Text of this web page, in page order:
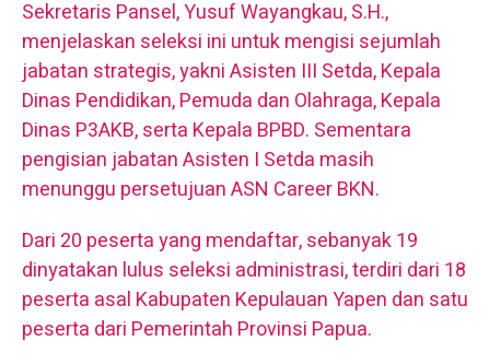
Sekretaris Pansel, Yusuf Wayangkau, S.H.,
menjelaskan seleksi ini untuk mengisi sejumlah
jabatan strategis, yakni Asisten III Setda, Kepala
Dinas Pendidikan, Pemuda dan Olahraga, Kepala
Dinas P3AKB, serta Kepala BPBD. Sementara
pengisian jabatan Asisten I Setda masih
menunggu persetujuan ASN Career BKN.
Dari 20 peserta yang mendaftar, sebanyak 19
dinyatakan lulus seleksi administrasi, terdiri dari 18
peserta asal Kabupaten Kepulauan Yapen dan satu
peserta dari Pemerintah Provinsi Papua.